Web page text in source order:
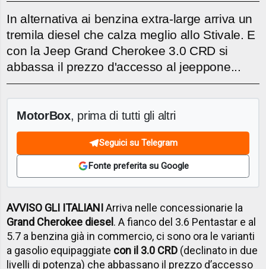
In alternativa ai benzina extra-large arriva un
tremila diesel che calza meglio allo Stivale. E
con la Jeep Grand Cherokee 3.0 CRD si
abbassa il prezzo d'accesso al jeeppone...
MotorBox, prima di tutti gli altri
Seguici su Telegram
Fonte preferita su Google
AVVISO GLI ITALIANI Arriva nelle concessionarie la
Grand Cherokee diesel . A fianco del 3.6 Pentastar e al
5.7 a benzina già in commercio, ci sono ora le varianti
a gasolio equipaggiate con il 3.0 CRD (declinato in due
livelli di potenza) che abbassano il prezzo d’accesso